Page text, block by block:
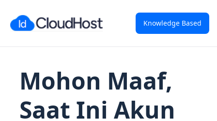
Knowledge Based
Mohon Maaf,
Saat Ini Akun